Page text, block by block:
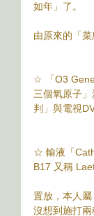
如年」了。
由原來的「
☆ 「O3
三個氧原子
判」與電視
☆ 輸液「
B17 又稱
置放，本人
沒想到施打